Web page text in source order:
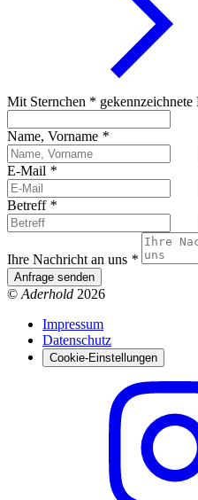
Mit Sternchen * gekennzeichnete
Name, Vorname *
E-Mail *
Betreff *
Ihre Nachricht an uns *
Anfrage senden
© Aderhold 2026
Impressum
Datenschutz
Cookie-Einstellungen